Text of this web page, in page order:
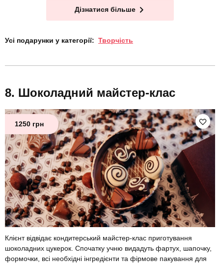
Дізнатися більше
Усі подарунки у категорії: Творчість
Шоколадний майстер-клас
1250 грн
Клієнт відвідає кондитерський майстер-клас приготування
шоколадних цукерок. Спочатку учню видадуть фартух, шапочку,
формочки, всі необхідні інгредієнти та фірмове пакування для